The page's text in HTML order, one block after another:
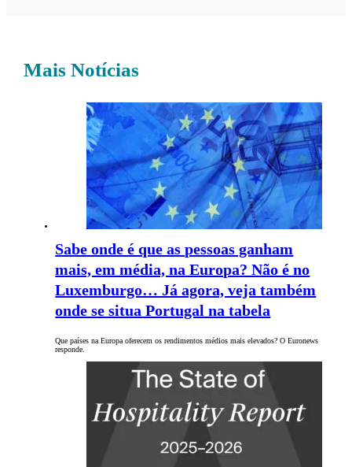
Mais Notícias
Sabe onde é que as pessoas ganham
mais, em média, na Europa? Não é no
Luxemburgo… Já agora, veja também
onde se situa Portugal na tabela
Que países na Europa oferecem os rendimentos médios mais elevados? O Euronews
responde.